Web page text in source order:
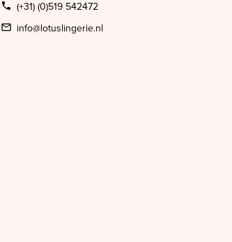
(+31) (0)519 542472
info@lotuslingerie.nl